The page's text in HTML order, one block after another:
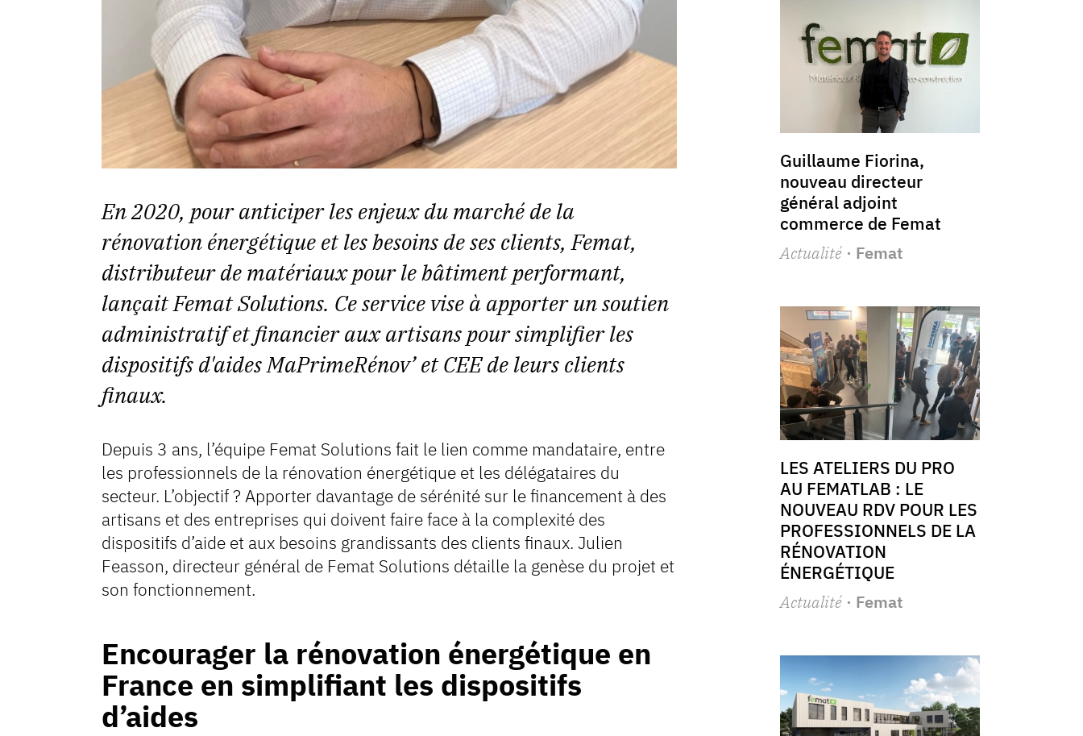
En 2020, pour anticiper les enjeux du marché de la
rénovation énergétique et les besoins de ses clients, Femat,
distributeur de matériaux pour le bâtiment performant,
lançait Femat Solutions. Ce service vise à apporter un soutien
administratif et financier aux artisans pour simplifier les
dispositifs d'aides MaPrimeRénov’ et CEE de leurs clients
finaux.
Depuis 3 ans, l’équipe Femat Solutions fait le lien comme mandataire, entre
les professionnels de la rénovation énergétique et les délégataires du
secteur. L’objectif ? Apporter davantage de sérénité sur le financement à des
artisans et des entreprises qui doivent faire face à la complexité des
dispositifs d’aide et aux besoins grandissants des clients finaux. Julien
Feasson, directeur général de Femat Solutions détaille la genèse du projet et
son fonctionnement.
Encourager la rénovation énergétique en
France en simplifiant les dispositifs
d’aides
Guillaume Fiorina,
nouveau directeur
général adjoint
commerce de Femat
Actualité· Femat
LES ATELIERS DU PRO
AU FEMATLAB : LE
NOUVEAU RDV POUR LES
PROFESSIONNELS DE LA
RÉNOVATION
ÉNERGÉTIQUE
Actualité· Femat